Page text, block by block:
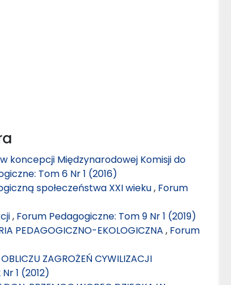
koncepcji Międzynarodowej Komisji do
Tom 6 Nr 1 (2016)
społeczeństwa XXI wieku, Forum
, Forum Pedagogiczne: Tom 9 Nr 1 (2019)
PEDAGOGICZNO-EKOLOGICZNA , Forum
ZAGROŻEŃ CYWILIZACJI
1 (2012)